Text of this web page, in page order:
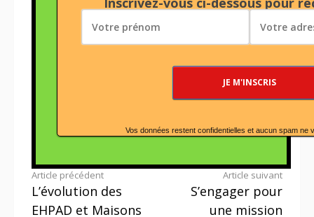
Vos données restent confidentielles et aucun spam ne
Lire
la
Article précédent
L’évolution des
EHPAD et Maisons
Article suivant
S’engager pour
une mission